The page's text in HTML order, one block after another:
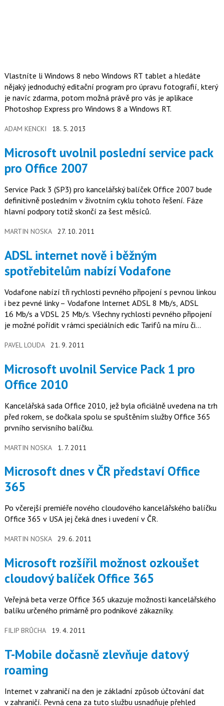
Vlastníte li Windows 8 nebo Windows RT tablet a hledáte
nějaký jednoduchý editační program pro úpravu fotografií, který
je navíc zdarma, potom možná právě pro vás je aplikace
Photoshop Express pro Windows 8 a Windows RT.
ADAM KENCKI 18. 5. 2013
Microsoft uvolnil poslední service pack
pro Office 2007
Service Pack 3 (SP3) pro kancelářský balíček Office 2007 bude
definitivně posledním v životním cyklu tohoto řešení. Fáze
hlavní podpory totiž skončí za šest měsíců.
MARTIN NOSKA 27. 10. 2011
ADSL internet nově i běžným
spotřebitelům nabízí Vodafone
Vodafone nabízí tři rychlosti pevného připojení s pevnou linkou
i bez pevné linky – Vodafone Internet ADSL 8 Mb/s, ADSL
16 Mb/s a VDSL 25 Mb/s. Všechny rychlosti pevného připojení
je možné pořídit v rámci speciálních edic Tarifů na míru či…
PAVEL LOUDA 21. 9. 2011
Microsoft uvolnil Service Pack 1 pro
Office 2010
Kancelářská sada Office 2010, jež byla oficiálně uvedena na trh
před rokem, se dočkala spolu se spuštěním služby Office 365
prvního servisního balíčku.
MARTIN NOSKA 1. 7. 2011
Microsoft dnes v ČR představí Office
365
Po včerejší premiéře nového cloudového kancelářského balíčku
Office 365 v USA jej čeká dnes i uvedení v ČR.
MARTIN NOSKA 29. 6. 2011
Microsoft rozšířil možnost ozkoušet
cloudový balíček Office 365
Veřejná beta verze Office 365 ukazuje možnosti kancelářského
balíku určeného primárně pro podnikové zákazníky.
FILIP BRŮCHA 19. 4. 2011
T-Mobile dočasně zlevňuje datový
roaming
Internet v zahraničí na den je základní způsob účtování dat
v zahraničí. Pevná cena za tuto službu usnadňuje přehled